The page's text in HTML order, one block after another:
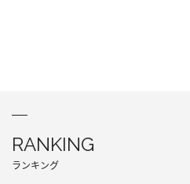
RANKING
ランキング